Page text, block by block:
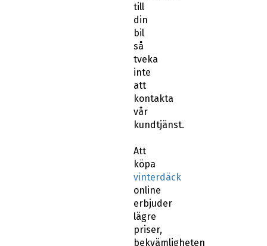
till
din
bil
så
tveka
inte
att
kontakta
vår
kundtjänst.
Att
köpa
vinterdäck
online
erbjuder
lägre
priser,
bekvämligheten